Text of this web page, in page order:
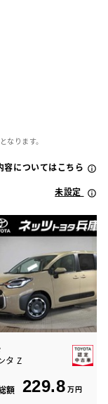
ります。
容についてはこちら
未設定
タ Z
額 229.8 万円